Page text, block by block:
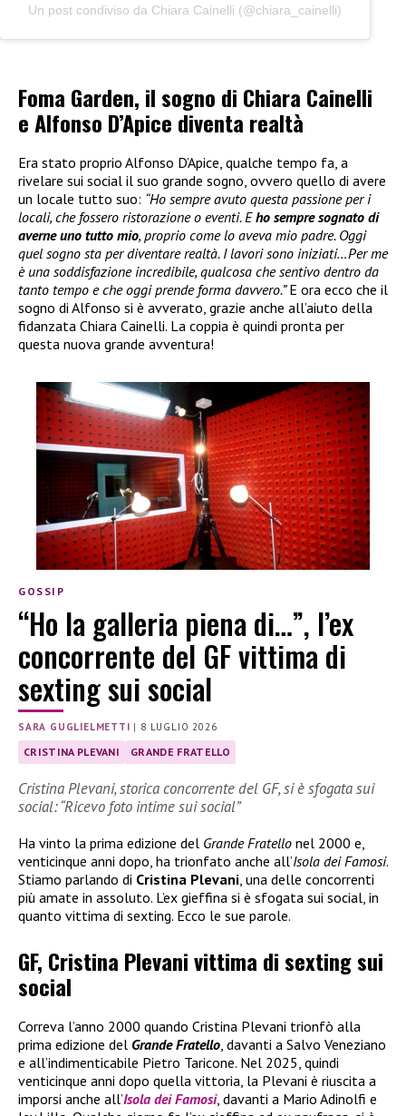
Un post condiviso da Chiara Cainelli (@chiara_cainelli)
Foma Garden, il sogno di Chiara Cainelli
e Alfonso D’Apice diventa realtà
Era stato proprio Alfonso D’Apice, qualche tempo fa, a
rivelare sui social il suo grande sogno, ovvero quello di avere
un locale tutto suo: “Ho sempre avuto questa passione per i
locali, che fossero ristorazione o eventi. Eho sempre sognato di
averne uno tutto mio, proprio come lo aveva mio padre. Oggi
quel sogno sta per diventare realtà. I lavori sono iniziati…Per me
è una soddisfazione incredibile, qualcosa che sentivo dentro da
tanto tempo e che oggi prende forma davvero.”E ora ecco che il
sogno di Alfonso si è avverato, grazie anche all’aiuto della
fidanzata Chiara Cainelli. La coppia è quindi pronta per
questa nuova grande avventura!
GOSSIP
“Ho la galleria piena di…”, l’ex
concorrente del GF vittima di
sexting sui social
SARA GUGLIELMETTI | 8 LUGLIO 2026
CRISTINA PLEVANI GRANDE FRATELLO
Cristina Plevani, storica concorrente del GF, si è sfogata sui
social: “Ricevo foto intime sui social”
Ha vinto la prima edizione del Grande Fratello nel 2000 e,
venticinque anni dopo, ha trionfato anche all’Isola dei Famosi.
Stiamo parlando di Cristina Plevani , una delle concorrenti
più amate in assoluto. L’ex gieffina si è sfogata sui social, in
quanto vittima di sexting. Ecco le sue parole.
GF, Cristina Plevani vittima di sexting sui
social
Correva l’anno 2000 quando Cristina Plevani trionfò alla
prima edizione del Grande Fratello , davanti a Salvo Veneziano
e all’indimenticabile Pietro Taricone. Nel 2025, quindi
venticinque anni dopo quella vittoria, la Plevani è riuscita a
imporsi anche all’Isola dei Famosi, davanti a Mario Adinolfi e